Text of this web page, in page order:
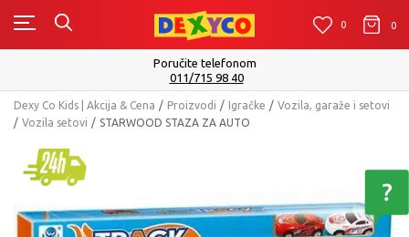
0 0 0
Poručite telefonom
011/715 98 40
Dexy Co Kids | Akcija & Cena Proizvodi Igračke
Vozila, garaže i setovi
Vozila setovi
STARWOOD STAZA ZA AUTO